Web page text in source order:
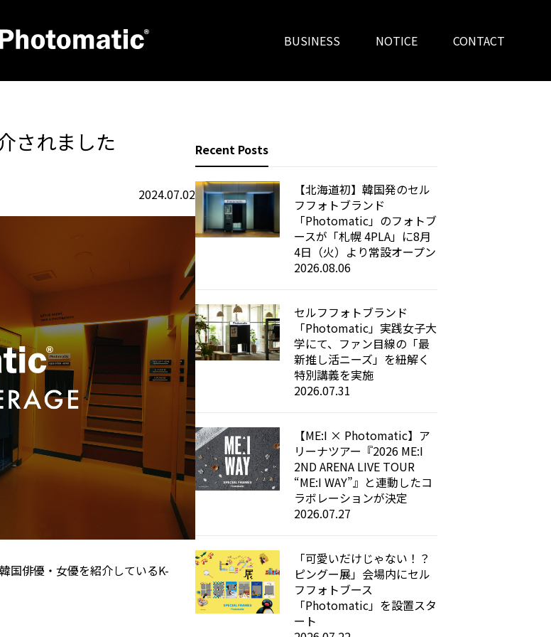
BUSINESS NOTICE CONTACT
されました
2024.07.02
国俳優・女優を紹介しているK-
Recent Posts
【北海道初】韓国発のセル
フフォトブランド
「Photomatic」のフォトブ
ースが「札幌 4PLA」に8月
4日（火）より常設オープン
2026.08.06
セルフフォトブランド
「Photomatic」実践女子大
学にて、ファン目線の「最
新推し活ニーズ」を紐解く
特別講義を実施
2026.07.31
【ME:I × Photomatic】ア
リーナツアー『2026 ME:I
2ND ARENA LIVE TOUR
“ME:I WAY”』と連動したコ
ラボレーションが決定
2026.07.27
「可愛いだけじゃない！？
ピングー展」会場内にセル
フフォトブース
「Photomatic」を設置スタ
ート